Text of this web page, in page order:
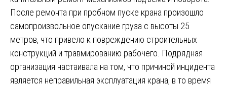
После ремонта при пробном пуске крана произошло
самопроизвольное опускание груза с высоты 25
метров, что привело к повреждению строительных
конструкций и травмированию рабочего. Подрядная
организация настаивала на том, что причиной инцидента
является неправильная эксплуатация крана, в то время